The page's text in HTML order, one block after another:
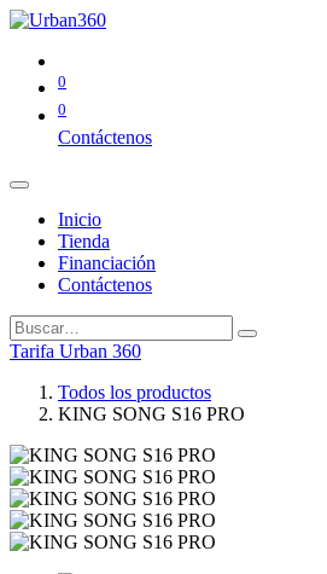
0
0
Contáctenos
Inicio
Tienda
Financiación
Contáctenos
Tarifa Urban 360
Todos los productos
KING SONG S16 PRO